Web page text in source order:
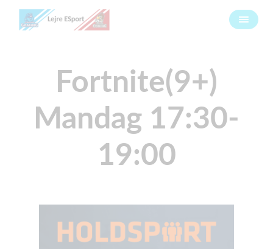
Fortnite(9+)
Mandag 17:30-
19:00